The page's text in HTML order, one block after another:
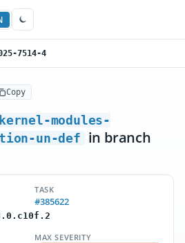
7514-4
Copy
kernel-modules-
un-def
in branch
TASK
#385622
MAX SEVERITY